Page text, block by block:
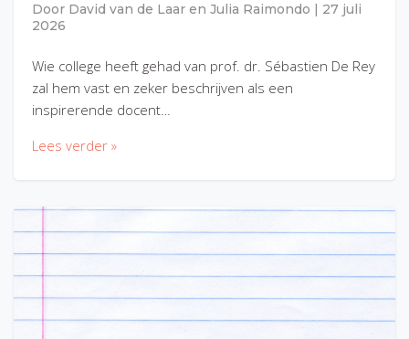
Door David van de Laar en Julia Raimondo
27 juli
2026
Wie college heeft gehad van prof. dr. Sébastien De Rey
zal hem vast en zeker beschrijven als een
inspirerende docent…
Lees verder »